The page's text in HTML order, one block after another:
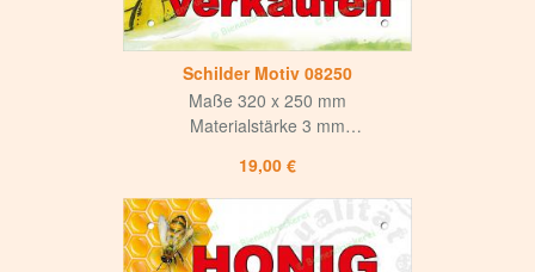
Schilder Motiv 08250
19,00 €
Maße 320 x 250 mm
Materialstärke 3 mm
mit mattem UV-Lack versiegelt
Hohe Korrosions- und Witterungsbeständigkeit
Langlebig und hochwertig
für Innen und Aussen